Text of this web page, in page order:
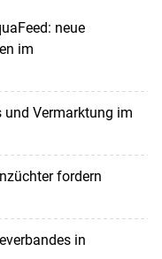
neue
im
und Vermarktung im
fordern
in